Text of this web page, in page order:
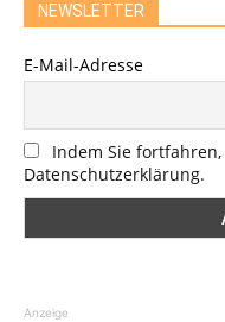
NEWSLETTER
E-Mail-Adresse
Indem Sie
Datenschutzerklärung.
Anzeige